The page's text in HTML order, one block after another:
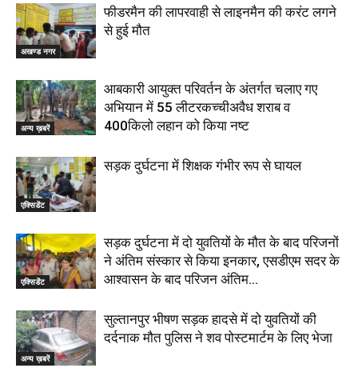
अखण्ड नगर
फीडरमैन की लापरवाही से लाइनमैन की करंट लगने
से हुई मौत
अन्य ख़बरें
आबकारी आयुक्त परिवर्तन के अंतर्गत चलाए गए
अभियान में 55 लीटरकच्चीअवैध शराब व
400किलो लहान को किया नष्ट
एक्सिडेंट
सड़क दुर्घटना में शिक्षक गंभीर रूप से घायल
एक्सिडेंट
सड़क दुर्घटना में दो युवतियों के मौत के बाद परिजनों
ने अंतिम संस्कार से किया इनकार, एसडीएम सदर के
आश्वासन के बाद परिजन अंतिम...
अन्य ख़बरें
सुल्तानपुर भीषण सड़क हादसे में दो युवतियों की
दर्दनाक मौत पुलिस ने शव पोस्टमार्टम के लिए भेजा